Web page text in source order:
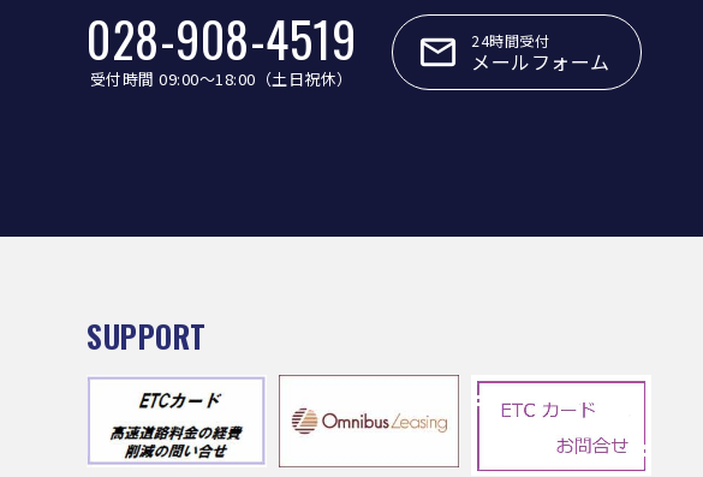
028-908-4519
受付時間 09:00〜18:00（土日祝休）
24時間受付
メールフォーム
SUPPORT